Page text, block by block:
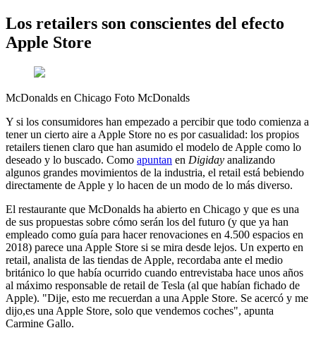
Los retailers son conscientes del efecto
Apple Store
McDonalds en Chicago Foto McDonalds
Y si los consumidores han empezado a percibir que todo comienza a
tener un cierto aire a Apple Store no es por casualidad: los propios
retailers tienen claro que han asumido el modelo de Apple como lo
deseado y lo buscado. Como apuntan en Digiday analizando
algunos grandes movimientos de la industria, el retail está bebiendo
directamente de Apple y lo hacen de un modo de lo más diverso.
El restaurante que McDonalds ha abierto en Chicago y que es una
de sus propuestas sobre cómo serán los del futuro (y que ya han
empleado como guía para hacer renovaciones en 4.500 espacios en
2018) parece una Apple Store si se mira desde lejos. Un experto en
retail, analista de las tiendas de Apple, recordaba ante el medio
británico lo que había ocurrido cuando entrevistaba hace unos años
al máximo responsable de retail de Tesla (al que habían fichado de
Apple). "Dije, esto me recuerdan a una Apple Store. Se acercó y me
dijo,es una Apple Store, solo que vendemos coches", apunta
Carmine Gallo.